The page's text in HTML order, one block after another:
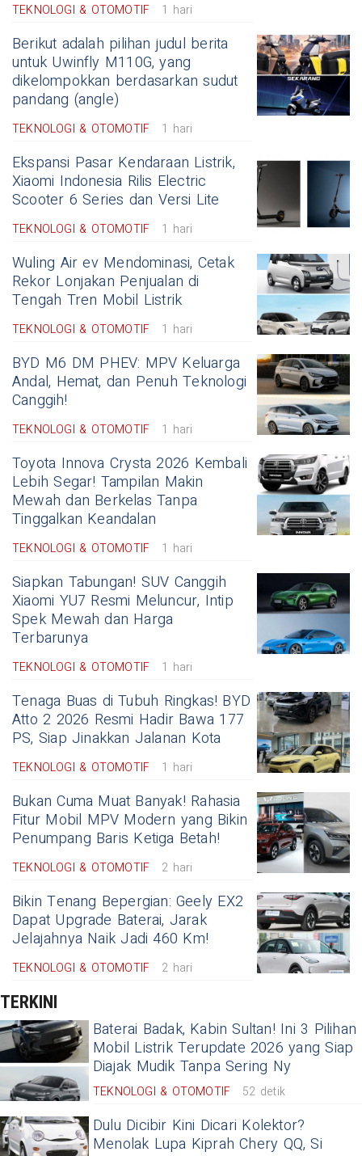
TEKNOLOGI & OTOMOTIF 1 hari
Berikut adalah pilihan judul berita
untuk Uwinfly M110G, yang
dikelompokkan berdasarkan sudut
pandang (angle)
TEKNOLOGI & OTOMOTIF 1 hari
Ekspansi Pasar Kendaraan Listrik,
Xiaomi Indonesia Rilis Electric
Scooter 6 Series dan Versi Lite
TEKNOLOGI & OTOMOTIF 1 hari
Wuling Air ev Mendominasi, Cetak
Rekor Lonjakan Penjualan di
Tengah Tren Mobil Listrik
TEKNOLOGI & OTOMOTIF 1 hari
BYD M6 DM PHEV: MPV Keluarga
Andal, Hemat, dan Penuh Teknologi
Canggih!
TEKNOLOGI & OTOMOTIF 1 hari
Toyota Innova Crysta 2026 Kembali
Lebih Segar! Tampilan Makin
Mewah dan Berkelas Tanpa
Tinggalkan Keandalan
TEKNOLOGI & OTOMOTIF 1 hari
Siapkan Tabungan! SUV Canggih
Xiaomi YU7 Resmi Meluncur, Intip
Spek Mewah dan Harga
Terbarunya
TEKNOLOGI & OTOMOTIF 1 hari
Tenaga Buas di Tubuh Ringkas! BYD
Atto 2 2026 Resmi Hadir Bawa 177
PS, Siap Jinakkan Jalanan Kota
TEKNOLOGI & OTOMOTIF 1 hari
Bukan Cuma Muat Banyak! Rahasia
Fitur Mobil MPV Modern yang Bikin
Penumpang Baris Ketiga Betah!
TEKNOLOGI & OTOMOTIF 2 hari
Bikin Tenang Bepergian: Geely EX2
Dapat Upgrade Baterai, Jarak
Jelajahnya Naik Jadi 460 Km!
TEKNOLOGI & OTOMOTIF 2 hari
TERKINI
Baterai Badak, Kabin Sultan! Ini 3 Pilihan
Mobil Listrik Terupdate 2026 yang Siap
Diajak Mudik Tanpa Sering Ny
TEKNOLOGI & OTOMOTIF 52 detik
Dulu Dicibir Kini Dicari Kolektor?
Menolak Lupa Kiprah Chery QQ, Si